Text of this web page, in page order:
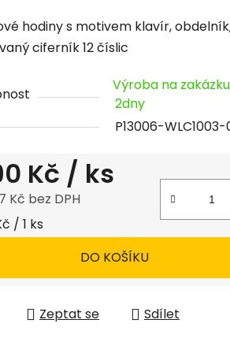
hodiny s motivem klavír,
ciferník 12 číslic
Výroba na
2dny
P13006-WLC1003-
Kč / ks
Kč bez DPH
cena:
/ 1 ks
DO KOŠÍKU
Zeptat se Sdílet